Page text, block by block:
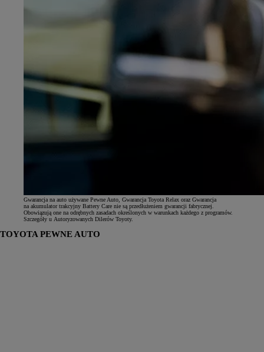
Gwarancja na auto używane Pewne Auto, Gwarancja Toyota Relax oraz Gwarancja
na akumulator trakcyjny Battery Care nie są przedłużeniem gwarancji fabrycznej.
Obowiązują one na odrębnych zasadach określonych w warunkach każdego z programów.
Szczegóły u Autoryzowanych Dilerów Toyoty.
TOYOTA PEWNE AUTO